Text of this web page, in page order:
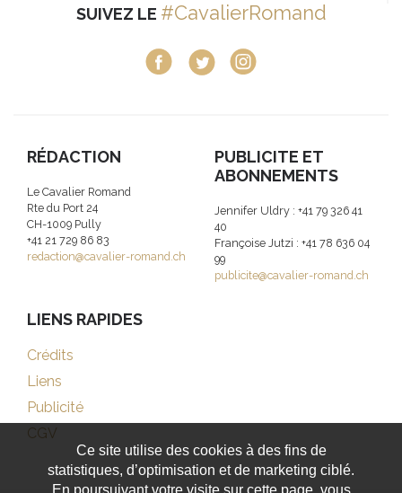
SUIVEZ LE #CavalierRomand
RÉDACTION
Le Cavalier Romand
Rte du Port 24
CH-1009 Pully
+41 21 729 86 83
redaction@cavalier-romand.ch
PUBLICITE ET
ABONNEMENTS
Jennifer Uldry : +41 79 326 41
40
Françoise Jutzi : +41 78 636 04
99
publicite@cavalier-romand.ch
LIENS RAPIDES
Crédits
Liens
Publicité
CGV
Ce site utilise des cookies à des fins de
statistiques, d’optimisation et de marketing ciblé.
En poursuivant votre visite sur cette page, vous